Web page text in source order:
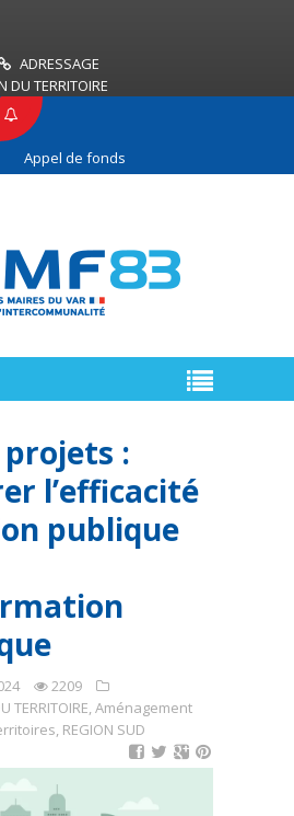
ADRESSAGE
DU TERRITOIRE
Appel de fonds incendies de forêt
:
l’efficacité
publique
2209
TERRITOIRE,Aménagement
, REGION SUD